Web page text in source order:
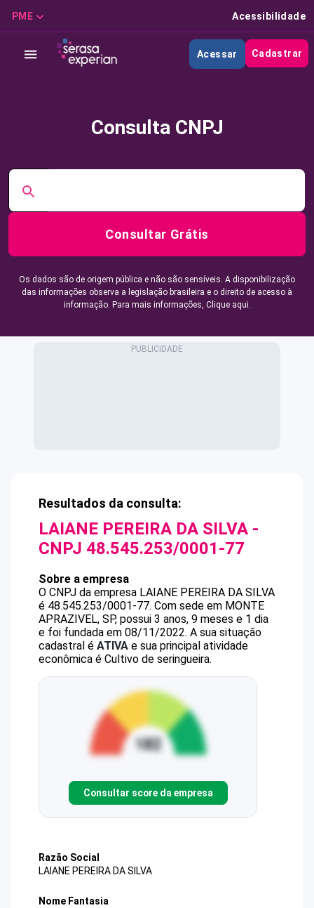
PME Acessibilidade
Acessar Cadastrar
Consulta CNPJ
Consultar Grátis
Os dados são de origem pública e não são sensíveis. A disponibilização
das informações observa a legislação brasileira e o direito de acesso à
informação. Para mais informações, Clique aqui.
Resultados da consulta:
LAIANE PEREIRA DA SILVA -
CNPJ 48.545.253/0001-77
Sobre a empresa
O CNPJ da empresa LAIANE PEREIRA DA SILVA
é 48.545.253/0001-77. Com sede em MONTE
APRAZIVEL, SP, possui 3 anos, 9 meses e 1 dia
e foi fundada em 08/11/2022. A sua situação
cadastral é ATIVA e sua principal atividade
econômica é Cultivo de seringueira.
Consultar score da empresa
Razão Social
LAIANE PEREIRA DA SILVA
Nome Fantasia